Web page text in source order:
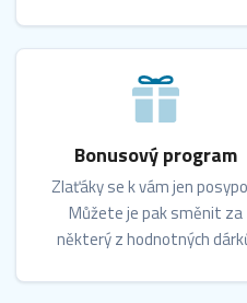
Bonusový program
Zlaťáky se k vám jen
Můžete je pak směnit za
některý z hodnotných